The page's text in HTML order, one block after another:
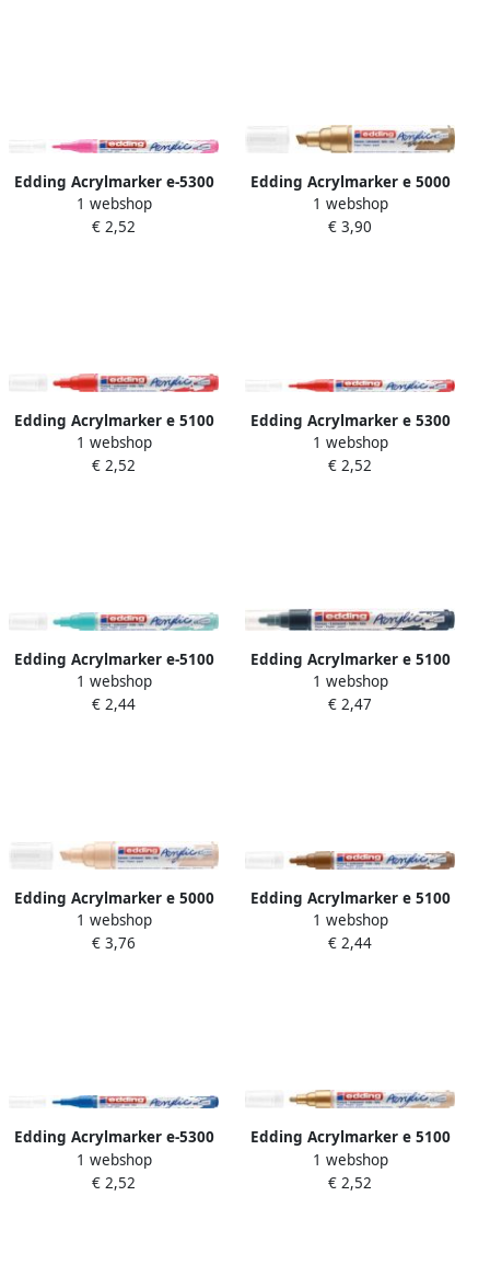
Edding Acrylmarker e-5300
fijn elegant neon roze
1 webshop
€ 2,52
Edding Acrylmarker e 5000
breed rijkgoud
1 webshop
€ 3,90
Edding Acrylmarker e 5100
medium verkeersrood
1 webshop
€ 2,52
Edding Acrylmarker e 5300
fijn verkeersrood
1 webshop
€ 2,52
Edding Acrylmarker e-5100
medium opulent turquois
1 webshop
€ 2,44
Edding Acrylmarker e 5100
medium elegant
nachtblauw
1 webshop
€ 2,47
Edding Acrylmarker e 5000
breed warm beige
1 webshop
€ 3,76
Edding Acrylmarker e 5100
medium hazelnoot
1 webshop
€ 2,44
Edding Acrylmarker e-5300
fijn gentiaanblauw
1 webshop
€ 2,52
Edding Acrylmarker e 5100
medium rijkgoud
1 webshop
€ 2,52